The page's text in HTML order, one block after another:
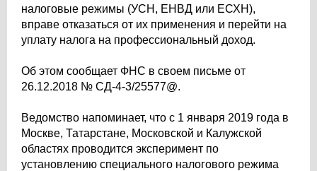
налоговые режимы (УСН, ЕНВД или ЕСХН),
вправе отказаться от их применения и перейти на
уплату налога на профессиональный доход.
Об этом сообщает ФНС в своем письме от
26.12.2018 № СД-4-3/25577@.
Ведомство напоминает, что с 1 января 2019 года в
Москве, Татарстане, Московской и Калужской
областях проводится эксперимент по
установлению специального налогового режима